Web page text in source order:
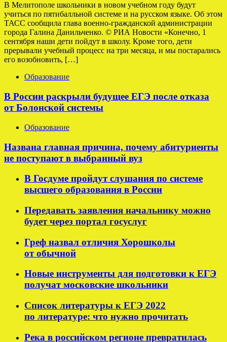
В Мелитополе школьники в новом учебном году будут
учиться по пятибалльной системе и на русском языке. Об этом
ТАСС сообщила глава военно-гражданской администрации
города Галина Данильченко. © РИА Новости «Конечно, 1
сентября наши дети пойдут в школу. Кроме того, дети
прерывали учебный процесс на три месяца, и мы постарались
его возобновить, […]
Образование
В России раскрыли будущее ЕГЭ после отказа
от Болонской системы
Образование
Названа главная причина, почему абитуриенты
не поступают в выбранный вуз
В Госдуме пройдут слушания по системе
высшего образования в России
Передавать заявления начальнику можно
будет через портал госуслуг
Греф назвал отличия Хорошколы
от обычной
Новые инструменты для подготовки к ЕГЭ
получат московские школьники
Список литературы к ЕГЭ 2022
по литературе: что нужно прочитать
Река в российском регионе превратилась